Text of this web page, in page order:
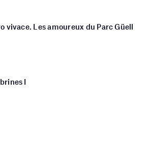
vivace. Les amoureux du Parc Güell
I